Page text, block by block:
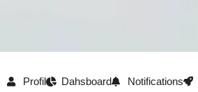
Profil Dahsboard Notifications